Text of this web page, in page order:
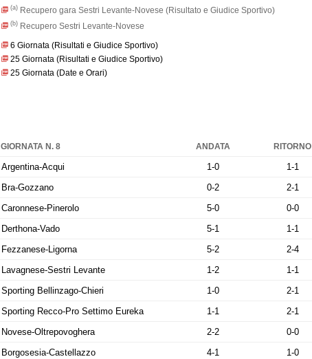
(a) Recupero gara Sestri Levante-Novese (Risultato e Giudice Sportivo)
(b) Recupero Sestri Levante-Novese
6 Giornata (Risultati e Giudice Sportivo)
25 Giornata (Risultati e Giudice Sportivo)
25 Giornata (Date e Orari)
GIORNATA N. 8 ANDATA RITORNO
Argentina-Acqui 1-0
1-1
Bra-Gozzano
0-2
2-1
Caronnese-Pinerolo
5-0
0-0
Derthona-Vado
5-1
1-1
Fezzanese-Ligorna
5-2
2-4
Lavagnese-Sestri Levante
1-2
1-1
Sporting Bellinzago-Chieri
1-0
2-1
Sporting Recco-Pro Settimo Eureka
1-1
2-1
Novese-Oltrepovoghera
2-2
0-0
Borgosesia-Castellazzo
4-1 1-0